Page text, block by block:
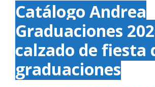
Catálogo Andrea
Graduaciones
calzado de fiesta
graduaciones